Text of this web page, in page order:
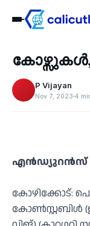
‹
Education
P Vijayan
Nov 7, 2023 4
എൻഡ്യുറൻസ്
കോഴിക്കോട്:
കോൺസ്റ്റബിൾ